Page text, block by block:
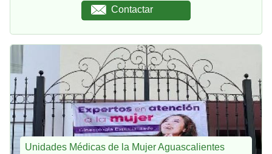
Contactar
Unidades Médicas de la Mujer Aguascalientes